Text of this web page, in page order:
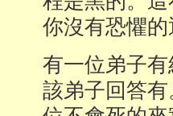
你沒有恐懼
有一位弟子
該弟子回答